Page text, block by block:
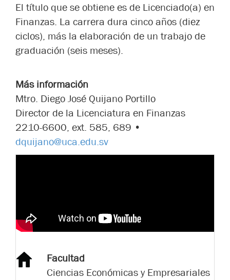
El título que se obtiene es de Licenciado(a) en
Finanzas. La carrera dura cinco años (diez
ciclos), más la elaboración de un trabajo de
graduación (seis meses).
Más información
Mtro. Diego José Quijano Portillo
Director de la Licenciatura en Finanzas
2210-6600, ext. 585, 689 •
dquijano@uca.edu.sv
Facultad
Ciencias Económicas y Empresariales